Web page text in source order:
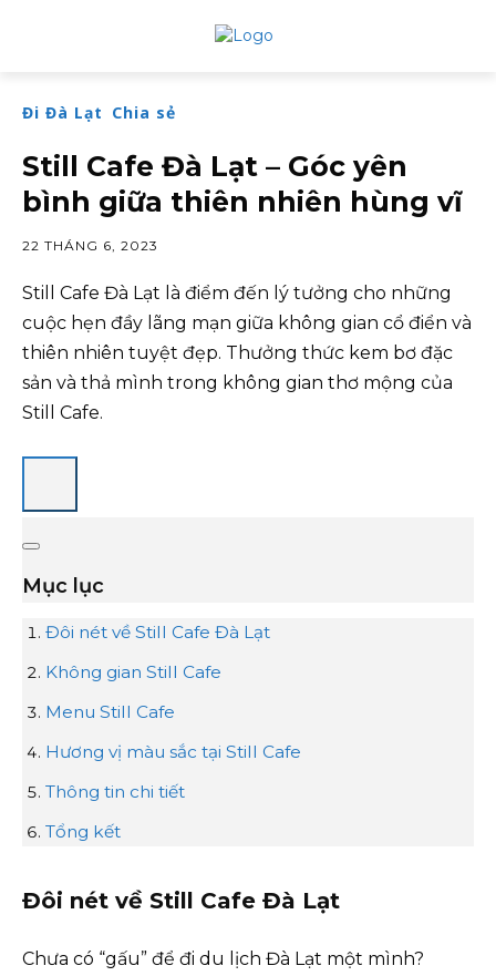
Đi Đà Lạt Chia sẻ
Still Cafe Đà Lạt – Góc yên
bình giữa thiên nhiên hùng vĩ
22 THÁNG 6, 2023
Still Cafe Đà Lạt là điểm đến lý tưởng cho những
cuộc hẹn đầy lãng mạn giữa không gian cổ điển và
thiên nhiên tuyệt đẹp. Thưởng thức kem bơ đặc
sản và thả mình trong không gian thơ mộng của
Still Cafe.
Mục lục
Đôi nét về Still Cafe Đà Lạt
Không gian Still Cafe
Menu Still Cafe
Hương vị màu sắc tại Still Cafe
Thông tin chi tiết
Tổng kết
Đôi nét về Still Cafe Đà Lạt
Chưa có “gấu” để đi du lịch Đà Lạt một mình?